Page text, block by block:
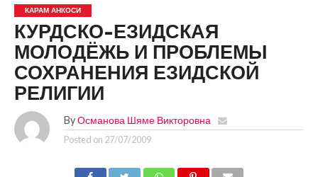
КАРАМ АНКОСИ
КУРДСКО-ЕЗИДСКАЯ
МОЛОДЁЖЬ И ПРОБЛЕМЫ
СОХРАНЕНИЯ ЕЗИДСКОЙ
РЕЛИГИИ
By Османова Шяме Викторовна
Posted on 27/07/2009